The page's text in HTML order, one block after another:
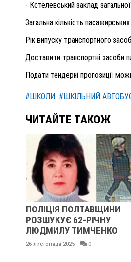
- Котелевський заклад
Загальна кількість пасажирських
Рік випуску транспортного
Доставити транспортні засоби
Подати тендерні пропозиції
#ШКОЛИ #ШКІЛЬНИЙ
ЧИТАЙТЕ ТАКОЖ
ПОЛІЦІЯ ПОЛТАВЩИНИ
РОЗШУКУЄ 62-РІЧНУ
ЛЮДМИЛУ ТИМЧЕНКО
26 листопада 2025 0